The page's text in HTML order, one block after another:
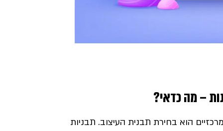
– מה כדאי?
הוא בחירת תבנית העיצוב. תבניות